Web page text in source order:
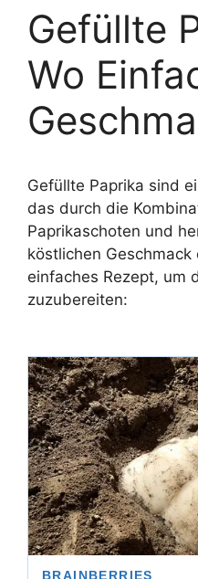
Gefüllte
Wo
Gefüllte Paprika sind
das durch die
Paprikaschoten und
köstlichen
einfaches Rezept, um
zuzubereiten: